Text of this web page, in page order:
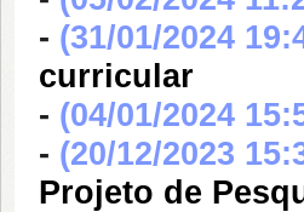
- (31/01/2024
curricular
- (04/01/2024
- (20/12/2023
Projeto de